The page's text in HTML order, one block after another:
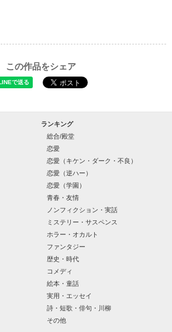
ﾟ✨.ﾟ･*..☆.｡.:*✨
ルの登場で大きく動き出す──。
作品を読む
んだよ……悪いかよ」
ス
せたことがなくてぶっきらぼう
せいで学校中のみんなから
る天地くんだった。
ない人だと思っていたのに
して。すぐ助けに行く」
、私にはすごく優しい
この作品をシェア
ランキング
総合/殿堂
恋愛
恋愛（キケン・ダーク・不良）
恋愛（逆ハー）
恋愛（学園）
青春・友情
ノンフィクション・実話
ミステリー・サスペンス
ホラー・オカルト
ファンタジー
歴史・時代
コメディ
絵本・童話
実用・エッセイ
詩・短歌・俳句・川柳
その他